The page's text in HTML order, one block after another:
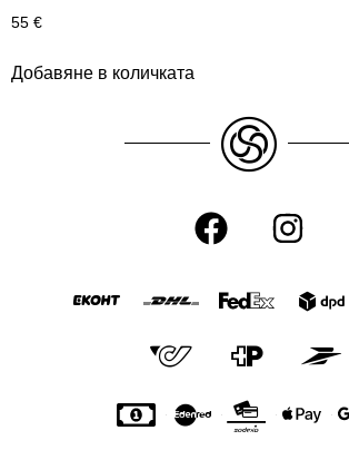
55 €
Добавяне в количката